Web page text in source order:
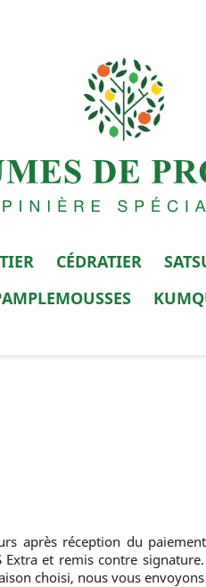
CÉDRATIER
après réception du
et remis contre
choisi, nous vous